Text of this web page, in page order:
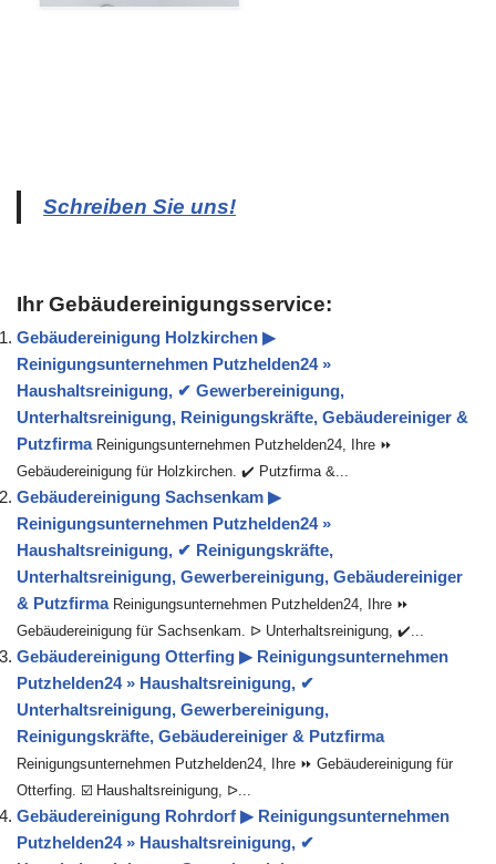
Schreiben Sie uns!
Ihr Gebäudereinigungsservice:
Gebäudereinigung Holzkirchen ▶︎
Reinigungsunternehmen Putzhelden24 »
Haushaltsreinigung, ✔ Gewerbereinigung,
Unterhaltsreinigung, Reinigungskräfte, Gebäudereiniger &
Putzfirma Reinigungsunternehmen Putzhelden24, Ihre ⏩
Gebäudereinigung für Holzkirchen. ✔️ Putzfirma &...
Gebäudereinigung Sachsenkam ▶︎
Reinigungsunternehmen Putzhelden24 »
Haushaltsreinigung, ✔ Reinigungskräfte,
Unterhaltsreinigung, Gewerbereinigung, Gebäudereiniger
& Putzfirma Reinigungsunternehmen Putzhelden24, Ihre ⏩
Gebäudereinigung für Sachsenkam. ᐅ Unterhaltsreinigung, ✔️...
Gebäudereinigung Otterfing ▶︎ Reinigungsunternehmen
Putzhelden24 » Haushaltsreinigung, ✔
Unterhaltsreinigung, Gewerbereinigung,
Reinigungskräfte, Gebäudereiniger & Putzfirma
Reinigungsunternehmen Putzhelden24, Ihre ⏩ Gebäudereinigung für
Otterfing. ☑️ Haushaltsreinigung, ᐅ...
Gebäudereinigung Rohrdorf ▶︎ Reinigungsunternehmen
Putzhelden24 » Haushaltsreinigung, ✔